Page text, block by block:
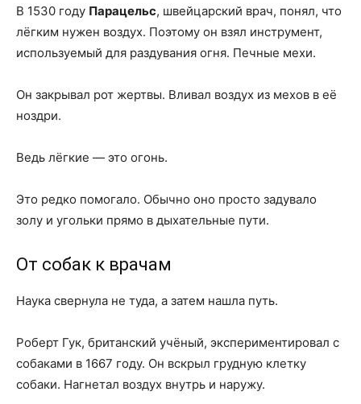
В 1530 году Парацельс, швейцарский врач, понял, что
лёгким нужен воздух. Поэтому он взял инструмент,
используемый для раздувания огня. Печные мехи.
Он закрывал рот жертвы. Вливал воздух из мехов в её
ноздри.
Ведь лёгкие — это огонь.
Это редко помогало. Обычно оно просто задувало
золу и угольки прямо в дыхательные пути.
От собак к врачам
Наука свернула не туда, а затем нашла путь.
Роберт Гук, британский учёный, экспериментировал с
собаками в 1667 году. Он вскрыл грудную клетку
собаки. Нагнетал воздух внутрь и наружу.